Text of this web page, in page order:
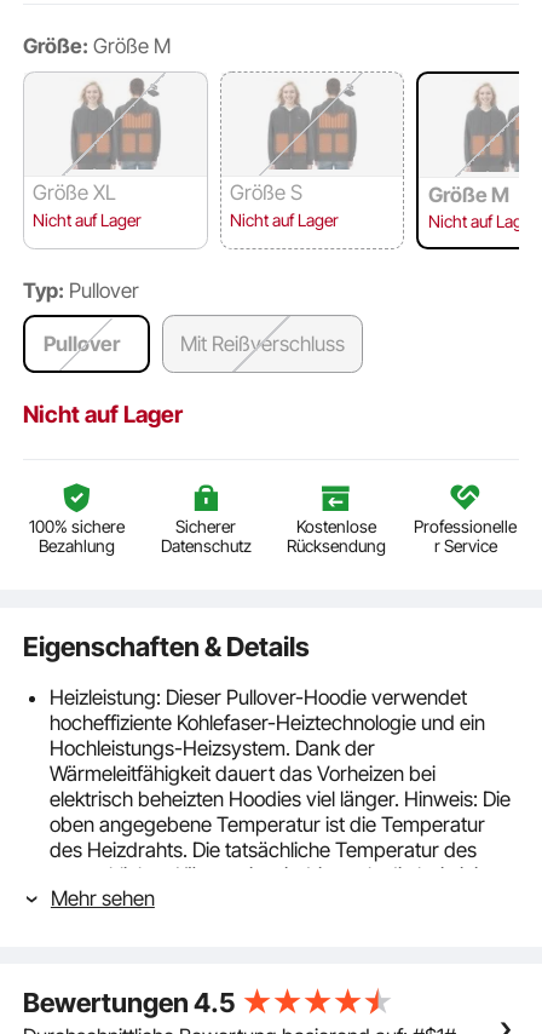
Größe: Größe M
Größe XL
Nicht auf Lager
Größe S
Nicht auf Lager
Größe M
Nicht auf Lager
Typ: Pullover
Pullover Mit Reißverschluss
Nicht auf Lager
100% sichere
Bezahlung
Sicherer
Datenschutz
Kostenlose
Rücksendung
Professionelle
r Service
Eigenschaften & Details
Heizleistung: Dieser Pullover-Hoodie verwendet
hocheffiziente Kohlefaser-Heiztechnologie und ein
Hochleistungs-Heizsystem. Dank der
Wärmeleitfähigkeit dauert das Vorheizen bei
elektrisch beheizten Hoodies viel länger. Hinweis: Die
oben angegebene Temperatur ist die Temperatur
des Heizdrahts. Die tatsächliche Temperatur des
menschlichen Körpers ist niedriger als die bei einigen
Heizjacken angegebene Heiztemperatur. Tipps: Wir
Bauch x 2, oberer Rücken x 1, unterer Rücken x 2),
um sicherzustellen, dass alle wichtigen Körperteile
Mehr sehen
Bewertungen4.5